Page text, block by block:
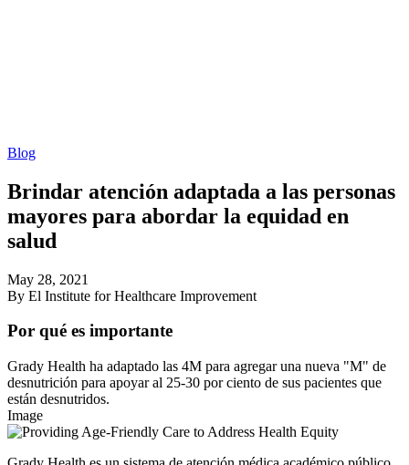
Blog
Brindar atención adaptada a las personas
mayores para abordar la equidad en
salud
May 28, 2021
By El Institute for Healthcare Improvement
Por qué es importante
Grady Health ha adaptado las 4M para agregar una nueva "M" de
desnutrición para apoyar al 25-30 por ciento de sus pacientes que
están desnutridos.
Image